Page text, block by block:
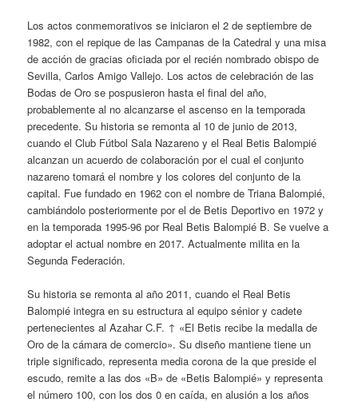
Los actos conmemorativos se iniciaron el 2 de septiembre de
1982, con el repique de las Campanas de la Catedral y una misa
de acción de gracias oficiada por el recién nombrado obispo de
Sevilla, Carlos Amigo Vallejo. Los actos de celebración de las
Bodas de Oro se pospusieron hasta el final del año,
probablemente al no alcanzarse el ascenso en la temporada
precedente. Su historia se remonta al 10 de junio de 2013,
cuando el Club Fútbol Sala Nazareno y el Real Betis Balompié
alcanzan un acuerdo de colaboración por el cual el conjunto
nazareno tomará el nombre y los colores del conjunto de la
capital. Fue fundado en 1962 con el nombre de Triana Balompié,
cambiándolo posteriormente por el de Betis Deportivo en 1972 y
en la temporada 1995-96 por Real Betis Balompié B. Se vuelve a
adoptar el actual nombre en 2017. Actualmente milita en la
Segunda Federación.
Su historia se remonta al año 2011, cuando el Real Betis
Balompié integra en su estructura al equipo sénior y cadete
pertenecientes al Azahar C.F. ↑ «El Betis recibe la medalla de
Oro de la cámara de comercio». Su diseño mantiene tiene un
triple significado, representa media corona de la que preside el
escudo, remite a las dos «B» de «Betis Balompié» y representa
el número 100, con los dos 0 en caída, en alusión a los años